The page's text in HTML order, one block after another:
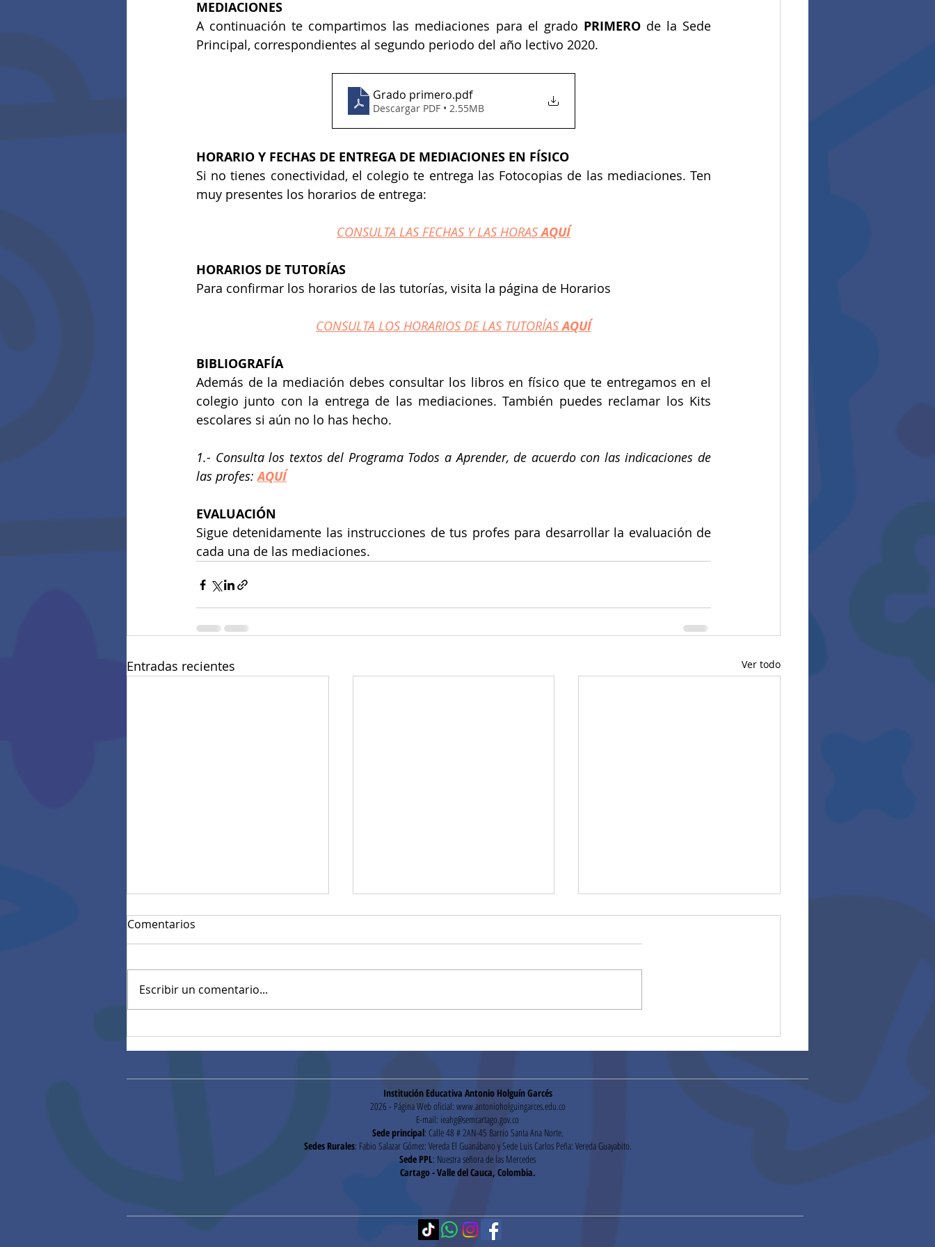
MEDIACIONES
A continuación te compartimos las mediaciones para el grado PRIMERO de la Sede
Principal, correspondientes al segundo periodo del año lectivo 2020.
Grado primero.pdf
Descargar PDF • 2.55MB
HORARIO Y FECHAS DE ENTREGA DE MEDIACIONES EN FÍSICO
Si no tienes conectividad, el colegio te entrega las Fotocopias de las mediaciones. Ten
muy presentes los horarios de entrega:
CONSULTA LAS FECHAS Y LAS HORAS AQUÍ
HORARIOS DE TUTORÍAS
Para confirmar los horarios de las tutorías, visita la página de Horarios
CONSULTA LOS HORARIOS DE LAS TUTORÍAS AQUÍ
BIBLIOGRAFÍA
Además de la mediación debes consultar los libros en físico que te entregamos en el
colegio junto con la entrega de las mediaciones. También puedes reclamar los Kits
escolares si aún no lo has hecho.
1.- Consulta los textos del Programa Todos a Aprender, de acuerdo con las indicaciones de
las profes: AQUÍ
EVALUACIÓN
Sigue detenidamente las instrucciones de tus profes para desarrollar la evaluación de
cada una de las mediaciones.
Entradas recientes Ver todo
diagnósticas estandarizadas
Pruebas Institucionales
Comentarios
Escribir un comentario...
Institución Educativa Antonio Holguín Garcés
2026 - Página Web oficial: www.antonioholguingarces.edu.co
E-mail: ieahg@semcartago.gov.co
Sede principal: Calle 48 # 2AN-45 Barrio Santa Ana Norte.
Sedes Rurales: Fabio Salazar Gómez: Vereda El Guanábano y Sede Luis Carlos Peña: Vereda Guayabito.
Sede PPL: Nuestra señora de las Mercedes
Cartago - Valle del Cauca, Colombia.